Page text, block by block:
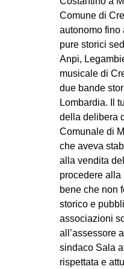
Comune di
autonomo fino
pure storici
Anpi,
musicale di
due bande
Lombardia. Il
della delibera
Comunale di
che aveva
alla vendita
procedere alla
bene che non
storico e
associazioni
all’assessore
sindaco Sala
rispettata e